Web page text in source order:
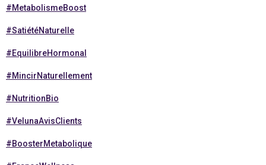
#MetabolismeBoost
#SatiétéNaturelle
#EquilibreHormonal
#MincirNaturellement
#NutritionBio
#VelunaAvisClients
#BoosterMetabolique